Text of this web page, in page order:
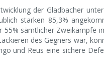
der Gladbacher
starken 85,3%
sämtlicher Zweikämpfe
des Gegners war,
und Reus eine sichere